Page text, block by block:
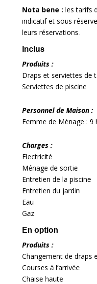
Nota bene : les tarifs
indicatif et sous
leurs réservations.
Inclus
Produits :
Draps et serviettes de
Serviettes de piscine
Personnel de Maison :
Femme de Ménage : 9
Charges :
Electricité
Ménage de sortie
Entretien de la piscine
Entretien du jardin
Eau
Gaz
En option
Produits :
Changement de draps
Courses à l’arrivée
Chaise haute